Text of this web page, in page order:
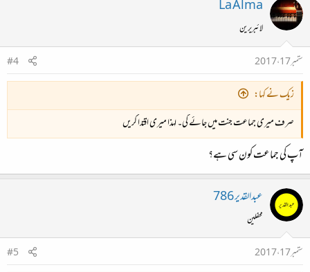
La Alma
لائبریرین
ستمبر 17، 2017
#4
زیک نے کہا:
صرف میری جماعت جنت میں جائے گی۔ لہذا میری اقتدا کریں
آپ کی جماعت کون سی ہے؟
عبدالقدیر 786
محفلین
ستمبر 17، 2017
#5